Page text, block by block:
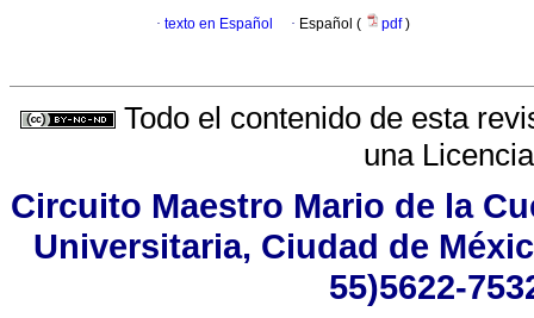
· texto en Español · Español ( pdf)
Todo el contenido de esta
una
Circuito Maestro Mario de la
Universitaria, Ciudad de
55)5622-